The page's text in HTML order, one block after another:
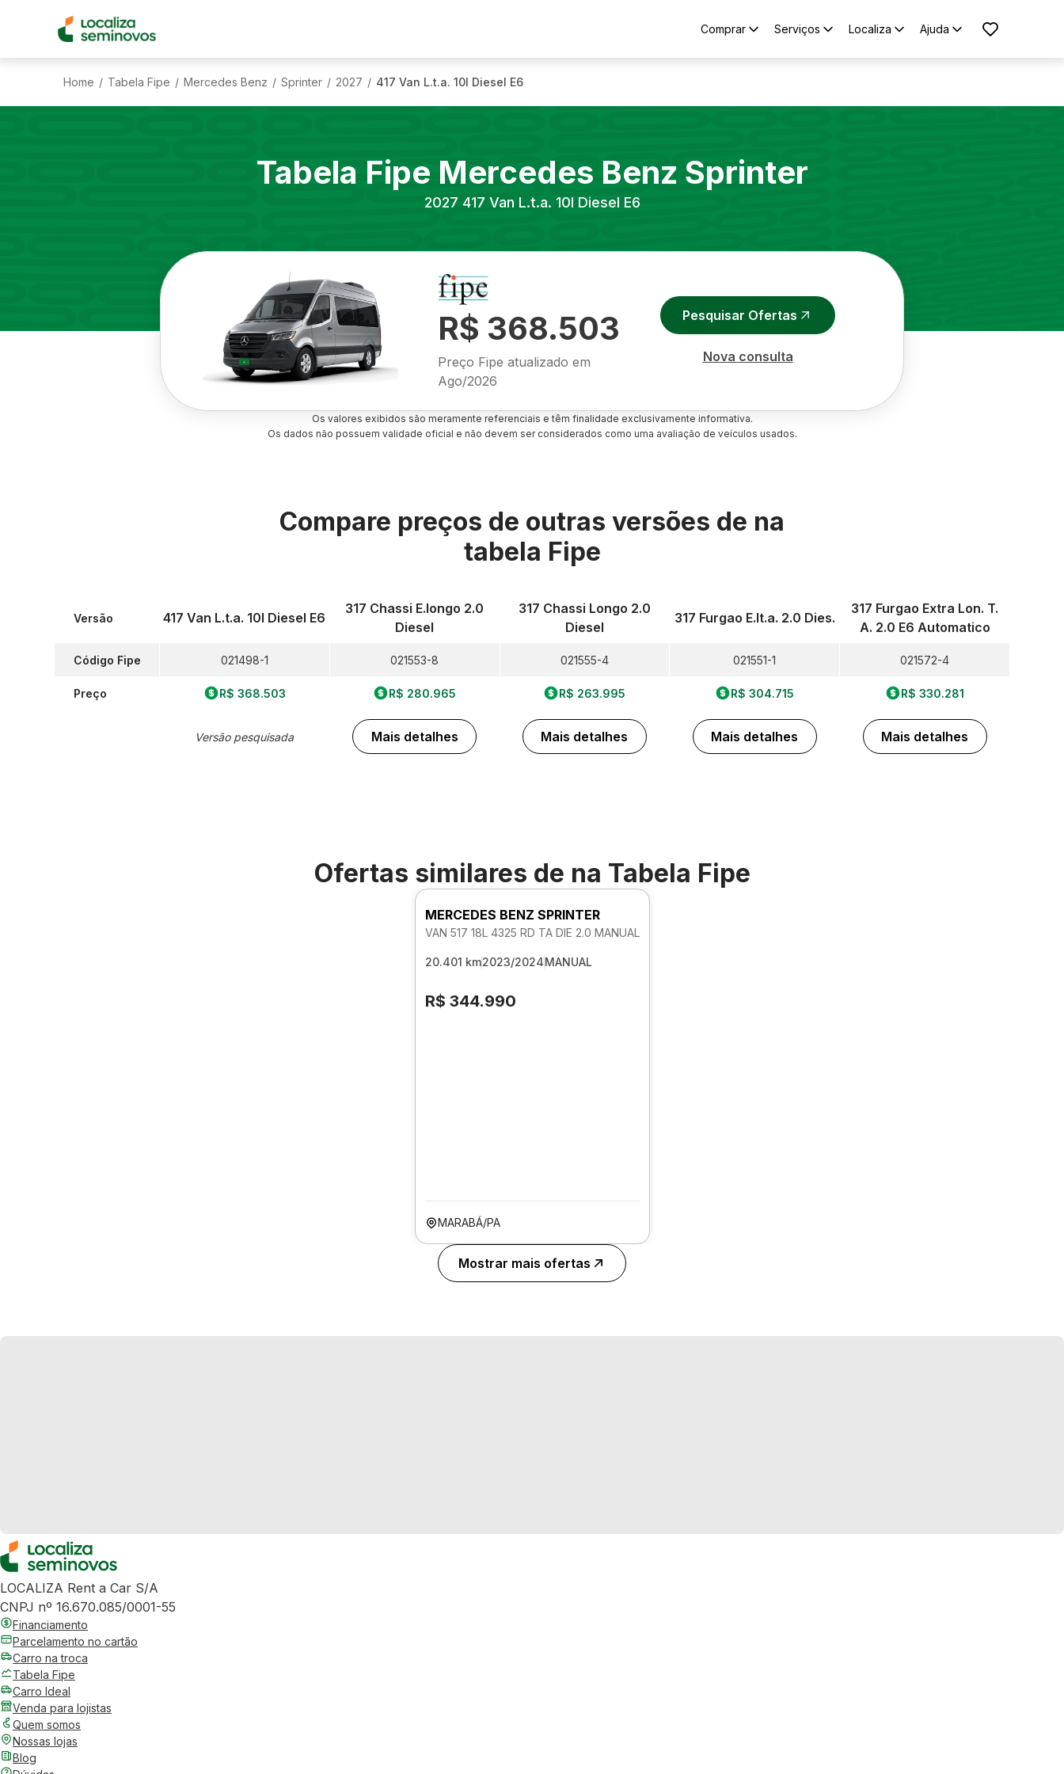
Comprar Serviços Localiza Ajuda
Home / Tabela Fipe / Mercedes Benz / Sprinter / 2027 / 417 Van L.t.a. 10l Diesel E6
Tabela Fipe Mercedes Benz Sprinter
2027 417 Van L.t.a. 10l Diesel E6
R$ 368.503
Preço Fipe atualizado em
Ago/2026
Pesquisar Ofertas
Nova consulta
Os valores exibidos são meramente referenciais e têm finalidade exclusivamente informativa.
Os dados não possuem validade oficial e não devem ser considerados como uma avaliação de veículos usados.
Compare preços de outras versões de na
tabela Fipe
Versão
Código Fipe
Preço
417 Van L.t.a. 10l Diesel E6
021498-1
R$ 368.503
Versão pesquisada
317 Chassi E.longo 2.0
Diesel
021553-8
R$ 280.965
Mais detalhes
317 Chassi Longo 2.0
Diesel
021555-4
R$ 263.995
Mais detalhes
317 Furgao E.lt.a. 2.0 Dies.
021551-1
R$ 304.715
Mais detalhes
317 Furgao Extra Lon. T.
A. 2.0 E6 Automatico
021572-4
R$ 330.281
Mais detalhes
Ofertas similares de na Tabela Fipe
MERCEDES BENZ SPRINTER
VAN 517 18L 4325 RD TA DIE 2.0 MANUAL
20.401 km2023/2024MANUAL
R$ 344.990
MARABÁ/PA
Mostrar mais ofertas
LOCALIZA Rent a Car S/A
CNPJ nº 16.670.085/0001-55
Financiamento
Parcelamento no cartão
Carro na troca
Tabela Fipe
Carro Ideal
Venda para lojistas
Quem somos
Nossas lojas
Blog